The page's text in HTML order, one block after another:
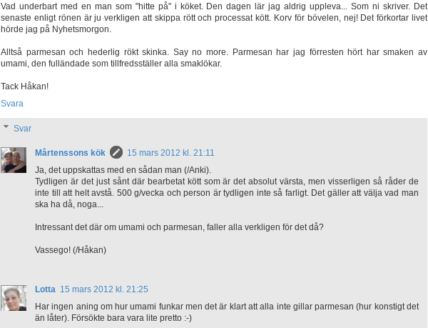
Vad underbart med en man som "hitte på" i köket. Den dagen lär jag aldrig uppleva... Som ni skriver. Det
senaste enligt rönen är ju verkligen att skippa rött och processat kött. Korv för bövelen, nej! Det förkortar livet
hörde jag på Nyhetsmorgon.
Alltså parmesan och hederlig rökt skinka. Say no more. Parmesan har jag förresten hört har smaken av
umami, den fulländade som tillfredsställer alla smaklökar.
Tack Håkan!
Svara
Svar
Mårtenssons kök
15 mars 2012 kl. 21:11
Ja, det uppskattas med en sådan man (/Anki).
Tydligen är det just sånt där bearbetat kött som är det absolut värsta, men visserligen så råder de
inte till att helt avstå. 500 g/vecka och person är tydligen inte så farligt. Det gäller att välja vad man
ska ha då, noga...
Intressant det där om umami och parmesan, faller alla verkligen för det då?
Vassego! (/Håkan)
Lotta 15 mars 2012 kl. 21:25
Har ingen aning om hur umami funkar men det är klart att alla inte gillar parmesan (hur konstigt det
än låter). Försökte bara vara lite pretto :-)